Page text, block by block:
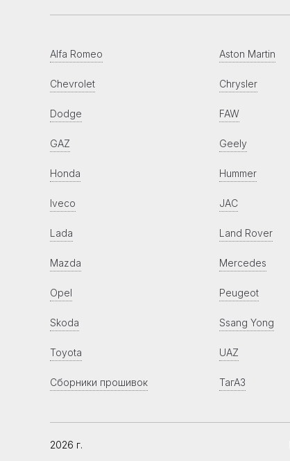
Alfa Romeo Aston Martin
Chevrolet Chrysler
Dodge FAW
GAZ Geely
Honda Hummer
Iveco JAC
Lada Land Rover
Mazda Mercedes
Opel Peugeot
Skoda Ssang Yong
Toyota UAZ
Сборники прошивок ТагАЗ
2026 г.